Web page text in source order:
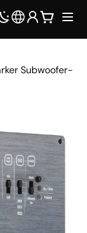
Subwoofer-